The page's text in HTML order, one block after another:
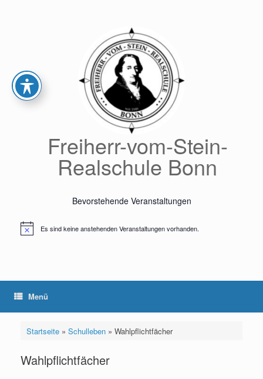
Freiherr-vom-Stein-
Realschule Bonn
Bevorstehende Veranstaltungen
HinweisEs sind keine anstehenden Veranstaltungen vorhanden.
Menü
Startseite» Schulleben» Wahlpflichtfächer
Wahlpflichtfächer